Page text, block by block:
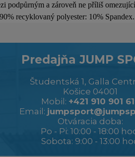
podpůrným a zároveň ne příliš
recyklovaný polyester: 10% Spandex.
Predajňa JUMP
Študentská 1, Galla
Košice 04001
Mobil: +421 910 901
Email:
Otváracia doba:
Po - Pi: 10:00 - 18:00
Sobota: 9:00 - 13:00